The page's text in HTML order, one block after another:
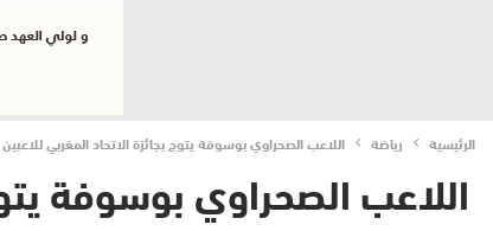
الرئيسية رياضة اللاعب الصحراوي بوسوفة يتوج بجائزة الاتحاد المغربي
اللاعب الصحراوي بوسوفة